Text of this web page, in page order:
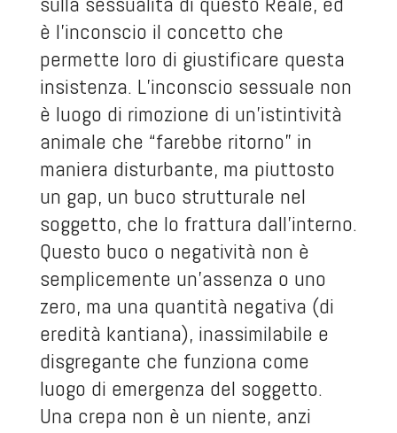
è l’inconscio il concetto che
permette loro di giustificare questa
insistenza. L’inconscio sessuale non
è luogo di rimozione di un’istintività
animale che “farebbe ritorno” in
maniera disturbante, ma piuttosto
un gap, un buco strutturale nel
soggetto, che lo frattura dall’interno.
Questo buco o negatività non è
semplicemente un’assenza o uno
zero, ma una quantità negativa (di
eredità kantiana), inassimilabile e
disgregante che funziona come
luogo di emergenza del soggetto.
Una crepa non è un niente, anzi